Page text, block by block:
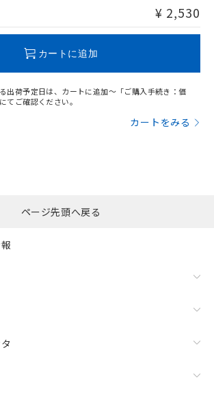
い。
¥ 2,530
カートに追加
出荷予定日は、カートに追加～「ご購入手続き：価
てご確認ください。
カートをみる
ページ先頭へ戻る